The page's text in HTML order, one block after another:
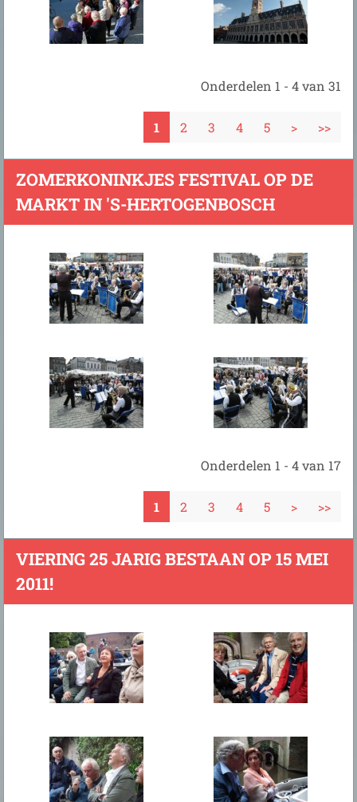
Onderdelen 1 - 4 van 31
1 2 3 4 5 > >>
ZOMERKONINKJES FESTIVAL OP DE
MARKT IN 'S-HERTOGENBOSCH
Onderdelen 1 - 4 van 17
1 2 3 4 5 > >>
VIERING 25 JARIG BESTAAN OP 15 MEI
2011!